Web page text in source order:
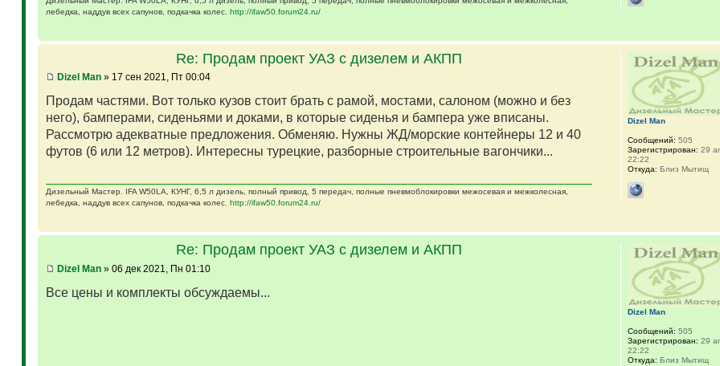
лебедка, наддув всех сапунов, подкачка колес. http://ifaw50.forum24.ru/
Re: Продам проект УАЗ с дизелем и АКПП
Dizel Man» 17 сен 2021, Пт 00:04
Продам частями. Вот только кузов стоит брать с рамой, мостами, салоном (можно и без
него), бамперами, сиденьями и доками, в которые сиденья и бампера уже вписаны.
Рассмотрю адекватные предложения. Обменяю. Нужны ЖД/морские контейнеры 12 и 40
футов (6 или 12 метров). Интересны турецкие, разборные строительные вагончики...
Дизельный Мастер. IFA W50LA, КУНГ, 6,5 л дизель, полный привод, 5 передач, полные пневмоблокировки межосевая и межколесная,
лебедка, наддув всех сапунов, подкачка колес. http://ifaw50.forum24.ru/
Dizel Man
Сообщений: 505
Зарегистрирован: 29
22:22
Откуда: Близ Мытищ
Re: Продам проект УАЗ с дизелем и АКПП
Dizel Man» 06 дек 2021, Пн 01:10
Все цены и комплекты обсуждаемы...
Dizel Man
Сообщений: 505
Зарегистрирован: 29
22:22
Откуда: Близ Мытищ